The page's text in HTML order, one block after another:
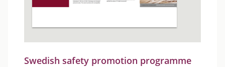
Swedish safety promotion programme